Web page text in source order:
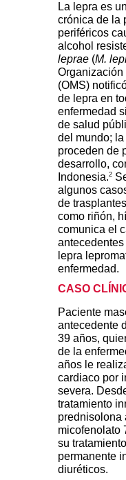
La lepra es
crónica de la
periféricos
alcohol
leprae (M.
Organización
(OMS)
de lepra en
enfermedad
de salud
del mundo;
proceden de
desarrollo,
Indonesia.2
algunos
de
como riñón,
comunica el
lepra
enfermedad.
CASO
Paciente
antecedente
39 años,
de la
años le
cardiaco por
severa.
tratamiento
prednisolona
micofenolato
su
permanente
diuréticos.